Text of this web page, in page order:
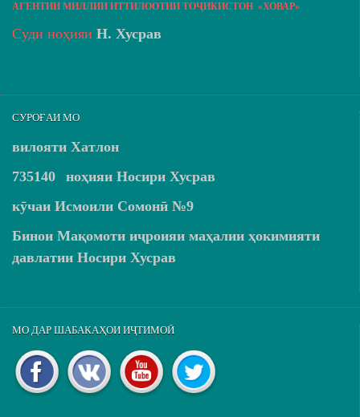
АГЕНТИИ МИЛЛИИ ИТТИЛООТИИ ТОҶИКИСТОН «ХОВАР»
Суди ноҳияи Н. Хусрав
СУРОҒАИ МО
вилояти Хатлон
735140
ноҳияи Носири Хусрав
кӯчаи Исмоили Сомонӣ №9
Бинои Мақомоти иҷроияи маҳалии ҳокимияти
давлатии Носири Хусрав
МО ДАР ШАБАКАҲОИ ИҶТИМОӢ